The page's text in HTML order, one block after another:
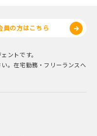
員の方はこちら
ントです。
。在宅勤務・フリーランスへ